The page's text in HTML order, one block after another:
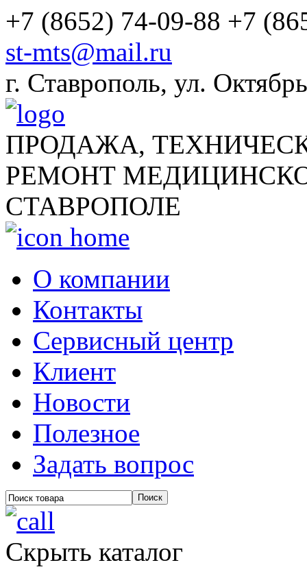
+7 (8652) 74-09-88 +7
st-mts@mail.ru
г. Ставрополь, ул.
ПРОДАЖА,
РЕМОНТ
СТАВРОПОЛЕ
О компании
Контакты
Сервисный центр
Клиент
Новости
Полезное
Задать вопрос
Скрыть каталог